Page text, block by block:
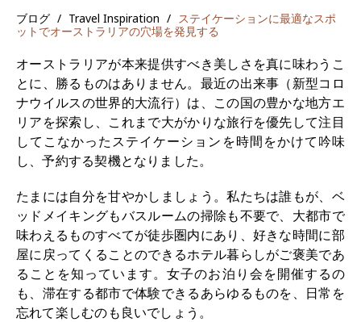
ブログ / Travel Inspiration / ステイケーションに最適なスポ
ットでオーストラリアの穴場を発見する
オーストラリアが本来提供すべき美しさを真に味わうこ
とに、勝るものはありません。最近の出来事（新型コロ
ナウイルスの世界的大流行）は、この国の豊かな地方エ
リアを探索し、これまで大がかりな旅行を優先して注目
してこなかったステイケーションを時間をかけて吟味
し、予約する契機となりました。
たまには自分を甘やかしましょう。私たちは誰もが、ベ
ッドメイキングもバスルームの掃除も不要で、大都市で
味わえるものすべてが徒歩圏内にあり、好きな時間に部
屋に戻ってくることのできるホテル暮らしがご褒美であ
ることを知っています。女子のお泊り会を開催するの
も、滞在する都市で体験できるあらゆるものを、日常を
忘れて楽しむのも良いでしょう。